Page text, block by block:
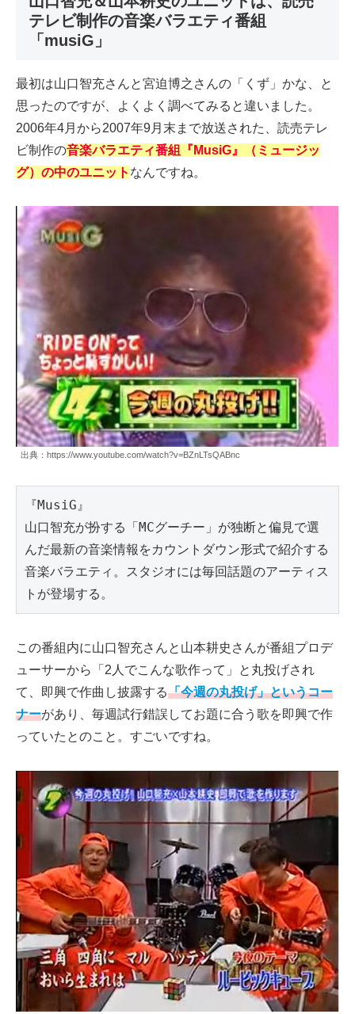
テレビ制作の音楽バラエティ番組
「musiG」
最初は山口智充さんと宮迫博之さんの「くず」かな、と
思ったのですが、よくよく調べてみると違いました。
2006年4月から2007年9月末まで放送された、読売テレ
ビ制作の音楽バラエティ番組『MusiG』（ミュージッ
グ）の中のユニット なんですね。
出典：https://www.youtube.com/watch?v=BZnLTsQABnc
『MusiG』
山口智充が扮する「MCグーチー」が独断と偏見で選
んだ最新の音楽情報をカウントダウン形式で紹介する
音楽バラエティ。スタジオには毎回話題のアーティス
トが登場する。
この番組内に山口智充さんと山本耕史さんが番組プロデ
ューサーから「2人でこんな歌作って」と丸投げされ
て、即興で作曲し披露する「今週の丸投げ」というコー
ナーがあり、毎週試行錯誤してお題に合う歌を即興で作
っていたとのこと。すごいですね。